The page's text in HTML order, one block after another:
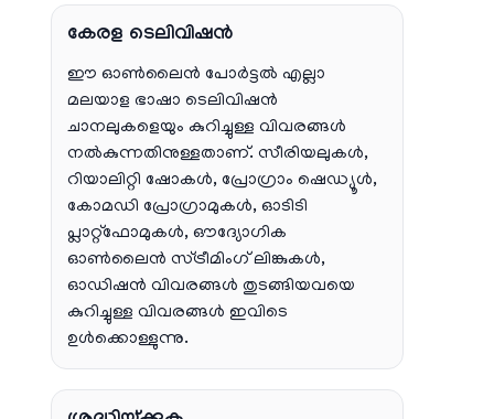
കേരള ടെലിവിഷൻ
ഈ ഓൺലൈൻ പോർട്ടൽ എല്ലാ
മലയാള ഭാഷാ ടെലിവിഷൻ
ചാനലുകളെയും കുറിച്ചുള്ള വിവരങ്ങൾ
നൽകുന്നതിനുള്ളതാണ്. സീരിയലുകൾ,
റിയാലിറ്റി ഷോകൾ, പ്രോഗ്രാം ഷെഡ്യൂൾ,
കോമഡി പ്രോഗ്രാമുകൾ, ഓടിടി
പ്ലാറ്റ്‌ഫോമുകൾ, ഔദ്യോഗിക
ഓൺലൈൻ സ്ട്രീമിംഗ് ലിങ്കുകൾ,
ഓഡിഷൻ വിവരങ്ങൾ തുടങ്ങിയവയെ
കുറിച്ചുള്ള വിവരങ്ങൾ ഇവിടെ
ഉൾക്കൊള്ളുന്നു.